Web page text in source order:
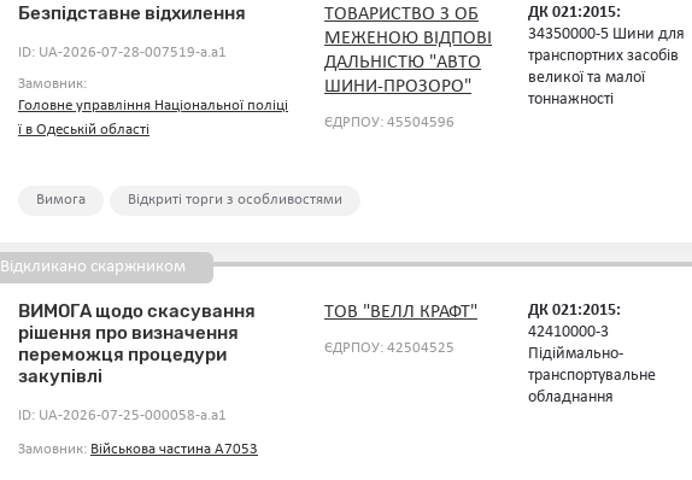
Вимога Відкриті торги з особливостями
Безпідставне відхилення
ID: UA-2026-07-28-007519-a.a1
Замовник:
Головне управління Національної поліці
ї в Одеській області
ТОВАРИСТВО З ОБ
МЕЖЕНОЮ ВІДПОВІ
ДАЛЬНІСТЮ "АВТО
ШИНИ-ПРОЗОРО"
ЄДРПОУ: 45504596
ДК 021:2015:
34350000-5 Шини для
транспортних засобів
великої та малої
тоннажності
ВИМОГА щодо скасування
рішення про визначення
переможця процедури
закупівлі
ID: UA-2026-07-25-000058-a.a1
Замовник: Військова частина А7053
ТОВ "ВЕЛЛ КРАФТ"
ЄДРПОУ: 42504525
ДК 021:2015:
42410000-3
Підіймально-
транспортувальне
обладнання
Відкликано скаржником